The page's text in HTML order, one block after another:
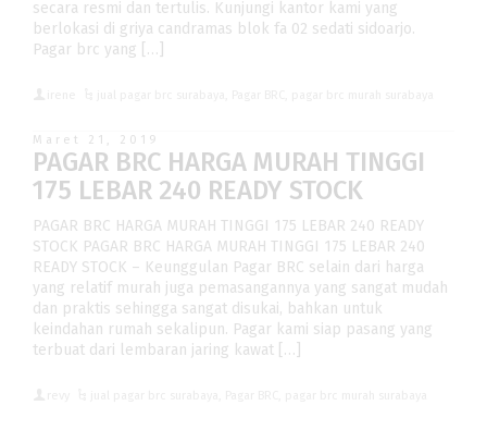
secara resmi dan tertulis. Kunjungi kantor kami yang
berlokasi di griya candramas blok fa 02 sedati sidoarjo.
Pagar brc yang […]
Maret 21, 2019
PAGAR BRC HARGA MURAH TINGGI
175 LEBAR 240 READY STOCK
PAGAR BRC HARGA MURAH TINGGI 175 LEBAR 240 READY
STOCK PAGAR BRC HARGA MURAH TINGGI 175 LEBAR 240
READY STOCK – Keunggulan Pagar BRC selain dari harga
yang relatif murah juga pemasangannya yang sangat mudah
dan praktis sehingga sangat disukai, bahkan untuk
keindahan rumah sekalipun. Pagar kami siap pasang yang
terbuat dari lembaran jaring kawat […]